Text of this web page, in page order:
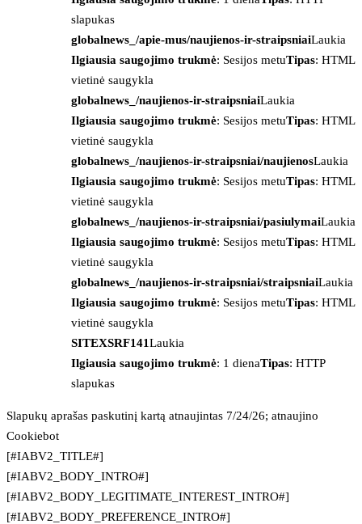
slapukas
globalnews_/apie-mus/naujienos-ir-straipsniaiLaukia
Ilgiausia saugojimo trukmė: Sesijos metuTipas: HTML
vietinė saugykla
globalnews_/naujienos-ir-straipsniaiLaukia
Ilgiausia saugojimo trukmė: Sesijos metuTipas: HTML
vietinė saugykla
globalnews_/naujienos-ir-straipsniai/naujienosLaukia
Ilgiausia saugojimo trukmė: Sesijos metuTipas: HTML
vietinė saugykla
globalnews_/naujienos-ir-straipsniai/pasiulymaiLaukia
Ilgiausia saugojimo trukmė: Sesijos metuTipas: HTML
vietinė saugykla
globalnews_/naujienos-ir-straipsniai/straipsniaiLaukia
Ilgiausia saugojimo trukmė: Sesijos metuTipas: HTML
vietinė saugykla
SITEXSRF141Laukia
Ilgiausia saugojimo trukmė: 1 dienaTipas: HTTP
slapukas
Slapukų aprašas paskutinį kartą atnaujintas 7/24/26; atnaujino
Cookiebot
[#IABV2_TITLE#]
[#IABV2_BODY_INTRO#]
[#IABV2_BODY_LEGITIMATE_INTEREST_INTRO#]
[#IABV2_BODY_PREFERENCE_INTRO#]